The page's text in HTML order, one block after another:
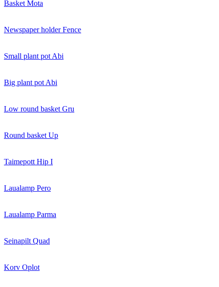
Basket Mota
Newspaper holder Fence
Small plant pot Abi
Big plant pot Abi
Low round basket Gru
Round basket Up
Taimepott Hip I
Laualamp Pero
Laualamp Parma
Seinapilt Quad
Korv Oplot